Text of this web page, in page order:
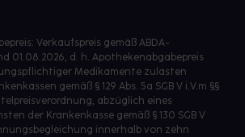
Verkaufspreis gemäß ABDA-
01.08.2026, d. h. Apothekenabgabepreis
Medikamente zulasten
gemäß § 129 Abs. 5a SGB V i.V.m §§
abzüglich eines
der Krankenkasse gemäß § 130 SGB V
innerhalb von zehn